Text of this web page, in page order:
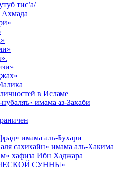
тис’а/
Ахмада
в Исламе
имама аз-Захаби
имама аль-Бухари
сахихайн» имама аль-Хакима
хафиза Ибн Хаджара
СУННЫ»